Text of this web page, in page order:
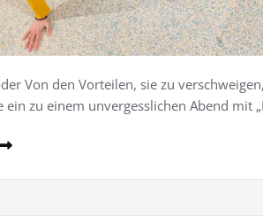
Von den Vorteilen, sie zu
ein zu einem unvergesslichen Abend mit